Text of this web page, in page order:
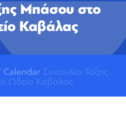
Mπάσου στο
Καβάλας
Calendar Συναυλία Τάξης
Ωδείο Καβάλας